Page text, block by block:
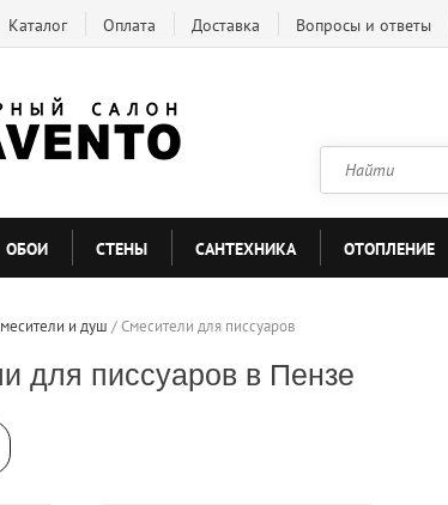
Каталог Оплата Доставка Вопросы и ответы
ОБОИ СТЕНЫ САНТЕХНИКА ОТОПЛЕНИЕ
и душ / Смесители для писсуаров
для писсуаров в Пензе